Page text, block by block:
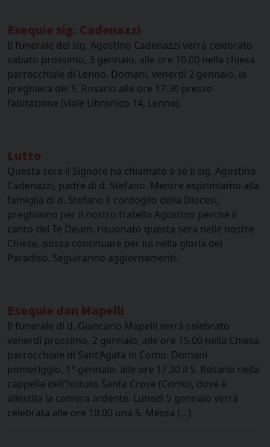
Esequie sig. Cadenazzi
Il funerale del sig. Agostino Cadenazzi verrà celebrato
sabato prossimo, 3 gennaio, alle ore 10.00 nella chiesa
parrocchiale di Lenno. Domani, venerdì 2 gennaio, la
preghiera del S. Rosario alle ore 17.30 presso
l’abitazione (viale Libronico 14, Lenno).
Lutto
Questa sera il Signore ha chiamato a sé il sig. Agostino
Cadenazzi, padre di d. Stefano. Mentre esprimiamo alla
famiglia di d. Stefano il cordoglio della Diocesi,
preghiamo per il nostro fratello Agostino perché il
canto del Te Deum, risuonato questa sera nelle nostre
Chiese, possa continuare per lui nella gloria del
Paradiso. Seguiranno aggiornamenti.
Esequie don Mapelli
Il funerale di d. Giancarlo Mapelli verrà celebrato
venerdì prossimo, 2 gennaio, alle ore 15.00 nella Chiesa
parrocchiale di Sant’Agata in Como. Domani
pomeriggio, 1° gennaio, alle ore 17.30 il S. Rosario nella
cappella dell’Istituto Santa Croce (Como), dove è
allestita la camera ardente. Lunedì 5 gennaio verrà
celebrata alle ore 10.00 una S. Messa […]